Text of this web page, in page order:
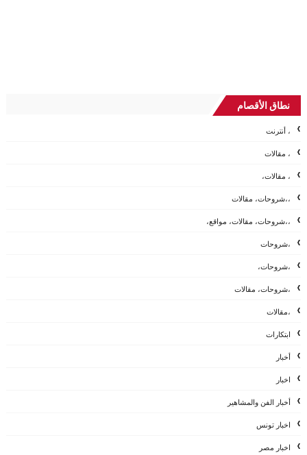
نطاق الأقصام
، أنترنت
، مقالات
، مقالات،
،،شروحات، مقالات
،،شروحات، مقالات، مواقع،
،شروحات
،شروحات،
،شروحات، مقالات
،مقالات
ابتكارات
أخبار
اخبار
أخبار الفن والمشاهير
اخبار تونس
اخبار مصر